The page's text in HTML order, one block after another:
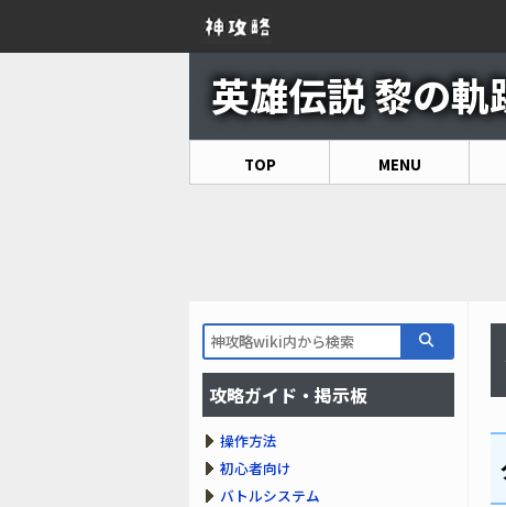
英雄伝説 黎の
TOP MENU
攻略ガイド・掲示板
操作方法
初心者向け
バトルシステム